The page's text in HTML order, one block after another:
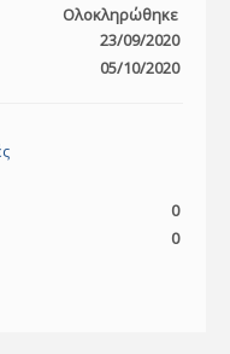
Ολοκληρώθηκε
23/09/2020
05/10/2020
0
0